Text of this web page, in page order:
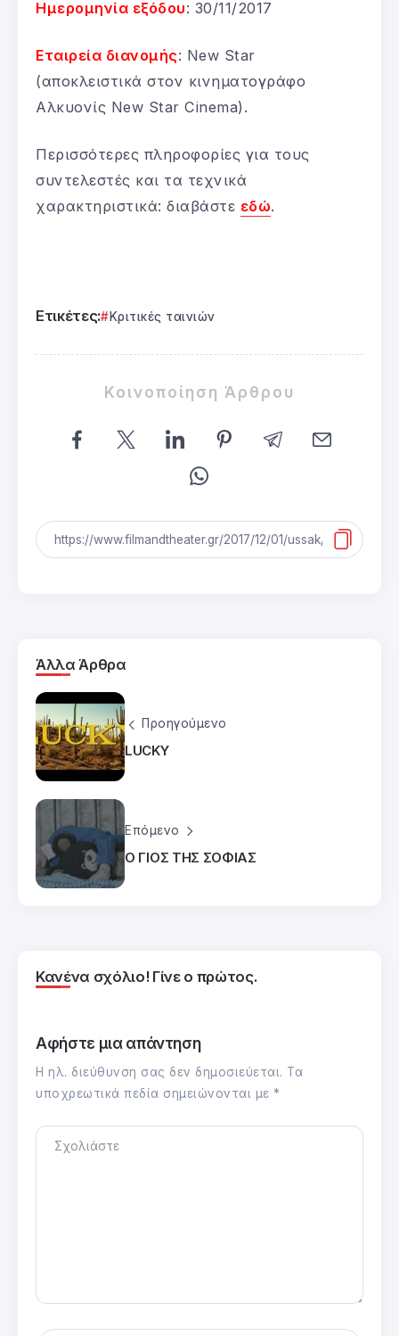
Ημερομηνία εξόδου: 30/11/2017
Εταιρεία διανομής: New Star
(αποκλειστικά στον κινηματογράφο
Αλκυονίς New Star Cinema).
Περισσότερες πληροφορίες για τους
συντελεστές και τα τεχνικά
χαρακτηριστικά: διαβάστε εδώ.
Ετικέτες: Κριτικές ταινιών
Κοινοποίηση Άρθρου
Άλλα Άρθρα
Προηγούμενο
LUCKY
Επόμενο
Ο ΓΙΟΣ ΤΗΣ ΣΟΦΙΑΣ
Κανένα σχόλιο! Γίνε ο πρώτος.
Αφήστε μια απάντηση
Η ηλ. διεύθυνση σας δεν δημοσιεύεται. Τα
υποχρεωτικά πεδία σημειώνονται με *